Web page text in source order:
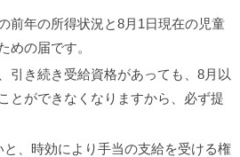
前年の所得状況と8月1日現在の児童
めの届です。
引き続き受給資格があっても、8月以
とができなくなりますから、必ず提
、時効により手当の支給を受ける権